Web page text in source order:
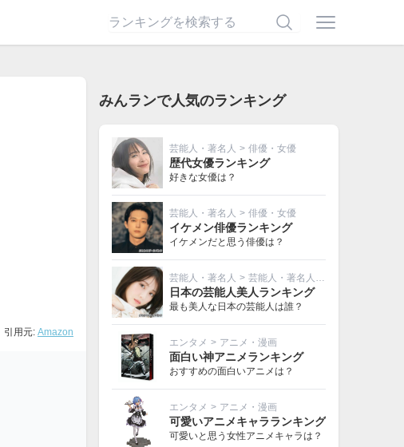
引用元: Amazon
みんランで人気のランキング
芸能人・著名人 > 俳優・女優
歴代女優ランキング
好きな女優は？
芸能人・著名人 > 俳優・女優
イケメン俳優ランキング
イケメンだと思う俳優は？
芸能人・著名人 > 芸能人・著名人その他
日本の芸能人美人ランキング
最も美人な日本の芸能人は誰？
エンタメ > アニメ・漫画
面白い神アニメランキング
おすすめの面白いアニメは？
エンタメ > アニメ・漫画
可愛いアニメキャラランキング
可愛いと思う女性アニメキャラは？